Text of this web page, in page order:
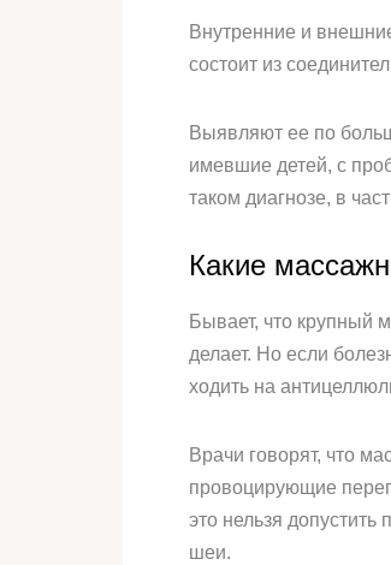
Внутренние и
состоит из
Выявляют ее по
имевшие детей, с
таком диагнозе, в
Какие
Бывает, что крупный
делает. Но если
ходить на
Врачи говорят, что
провоцирующие
это нельзя
шеи.